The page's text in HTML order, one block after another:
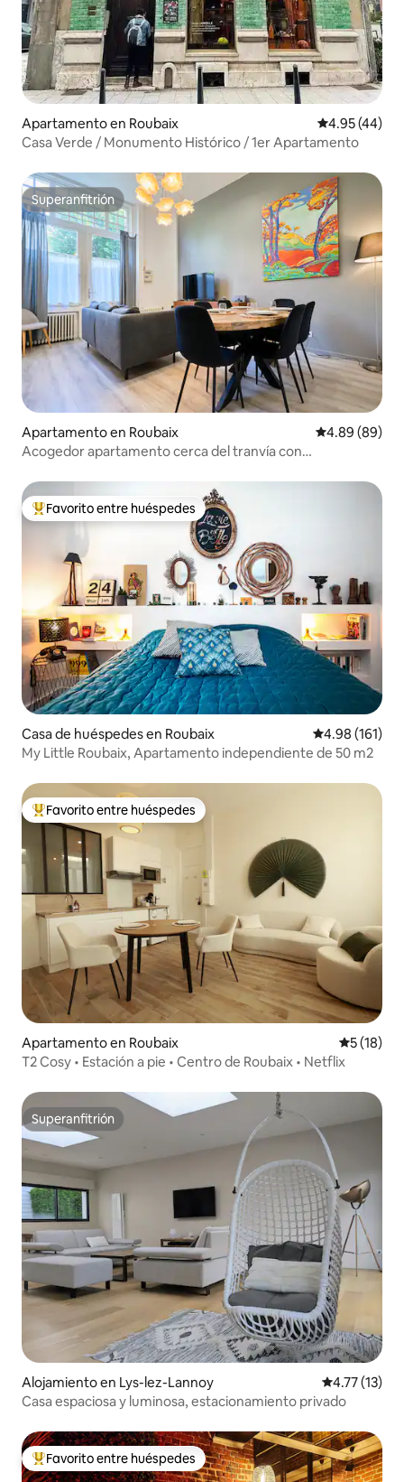
Apartamento en Roubaix Calificación
4.95 (44)
Casa Verde / Monumento Histórico / 1er Apartamento
Superanfitrión
Superanfitrión
Apartamento en Roubaix Calificación
4.89 (89)
Acogedor apartamento cerca del tranvía con
Favorito entre huéspedes preferido
Favorito entre huéspedes
Casa de huéspedes en Roubaix Calificación
4.98 (161)
My Little Roubaix, Apartamento independiente de 50 m2
Favorito entre huéspedes preferido
Favorito entre huéspedes
Apartamento en Roubaix
5 (18)
T2 Cosy • Estación a pie • Centro de Roubaix • Netflix
Superanfitrión
Superanfitrión
Alojamiento en Lys-lez-Lannoy Calificación
4.77 (13)
Casa espaciosa y luminosa, estacionamiento privado
Favorito entre huéspedes preferido
Favorito entre huéspedes